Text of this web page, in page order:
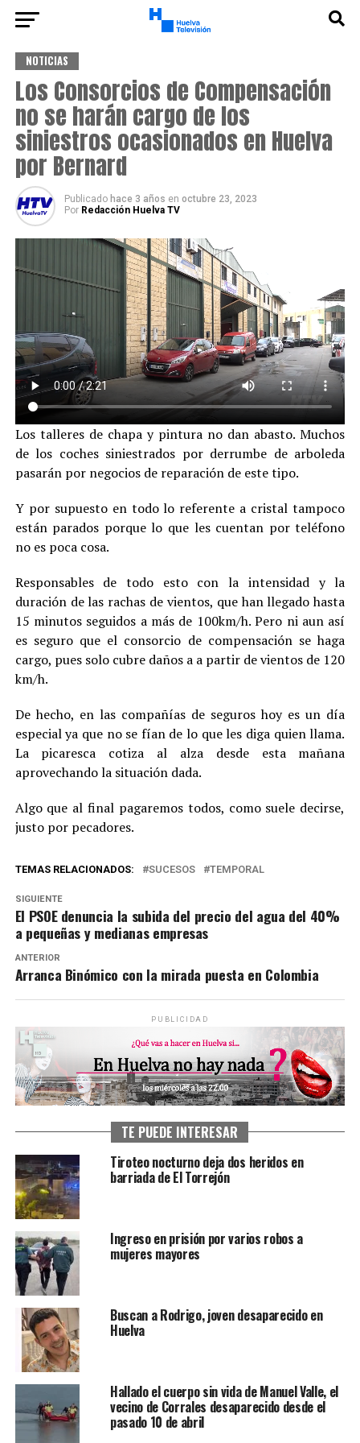
NOTICIAS
Los Consorcios de Compensación
no se harán cargo de los
siniestros ocasionados en Huelva
por Bernard
Publicado hace 3 años en octubre 23, 2023
Por Redacción Huelva TV
Los talleres de chapa y pintura no dan abasto. Muchos
de los coches siniestrados por derrumbe de arboleda
pasarán por negocios de reparación de este tipo.
Y por supuesto en todo lo referente a cristal tampoco
están parados porque lo que les cuentan por teléfono
no es poca cosa.
Responsables de todo esto con la intensidad y la
duración de las rachas de vientos, que han llegado hasta
15 minutos seguidos a más de 100km/h. Pero ni aun así
es seguro que el consorcio de compensación se haga
cargo, pues solo cubre daños a a partir de vientos de 120
km/h.
De hecho, en las compañías de seguros hoy es un día
especial ya que no se fían de lo que les diga quien llama.
La picaresca cotiza al alza desde esta mañana
aprovechando la situación dada.
Algo que al final pagaremos todos, como suele decirse,
justo por pecadores.
TEMAS RELACIONADOS: SUCESOS TEMPORAL
SIGUIENTE
El PSOE denuncia la subida del precio del agua del 40%
a pequeñas y medianas empresas
ANTERIOR
Arranca Binómico con la mirada puesta en Colombia
PUBLICIDAD
TE PUEDE INTERESAR
Tiroteo nocturno deja dos heridos en
barriada de El Torrejón
Ingreso en prisión por varios robos a
mujeres mayores
Buscan a Rodrigo, joven desaparecido en
Huelva
Hallado el cuerpo sin vida de Manuel Valle, el
vecino de Corrales desaparecido desde el
pasado 10 de abril